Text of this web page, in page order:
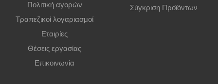
Πολιτική αγορών
Τραπεζικοί λογαριασμοί
Εταιρίες
Θέσεις εργασίας
Επικοινωνία
Σύγκριση Προϊόντων